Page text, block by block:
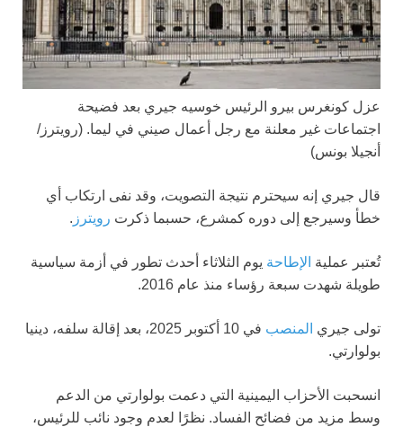
عزل كونغرس بيرو الرئيس خوسيه جيري بعد فضيحة
اجتماعات غير معلنة مع رجل أعمال صيني في ليما. (رويترز/
أنجيلا بونس)
قال جيري إنه سيحترم نتيجة التصويت، وقد نفى ارتكاب أي
خطأ وسيرجع إلى دوره كمشرع، حسبما ذكرت رويترز .
تُعتبر عملية الإطاحة يوم الثلاثاء أحدث تطور في أزمة سياسية
طويلة شهدت سبعة رؤساء منذ عام 2016.
تولى جيري المنصب
في 10 أكتوبر 2025، بعد إقالة سلفه، دينيا
بولوارتي.
انسحبت الأحزاب اليمينية التي دعمت بولوارتي من الدعم
وسط مزيد من فضائح الفساد. نظرًا لعدم وجود نائب للرئيس،